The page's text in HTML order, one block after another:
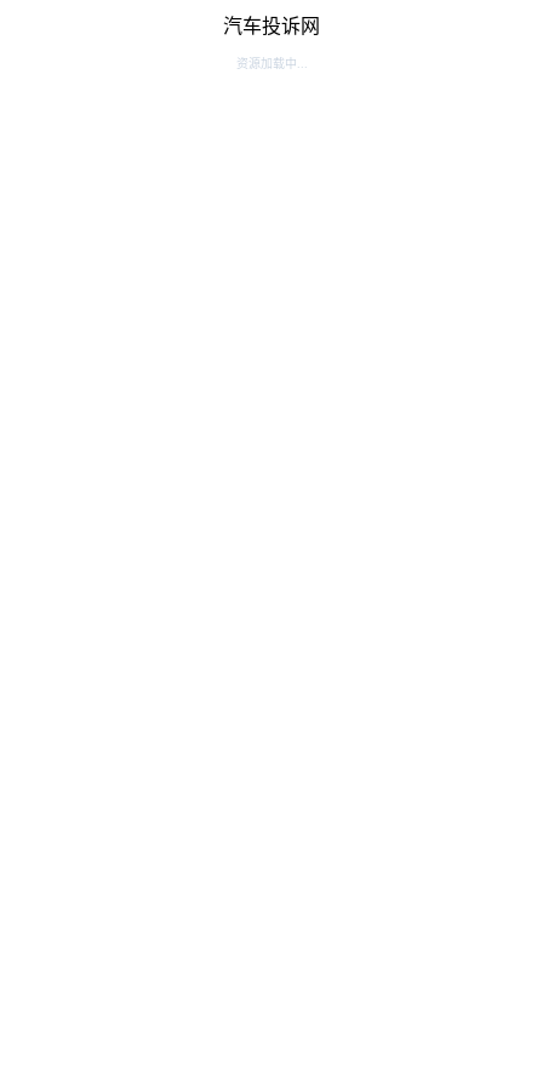
汽车投诉网
资源加载中...